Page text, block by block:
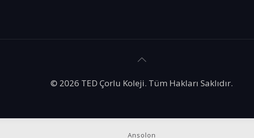
© 2026 TED Çorlu Koleji. Tüm Hakları Saklıdır.
Ansolon